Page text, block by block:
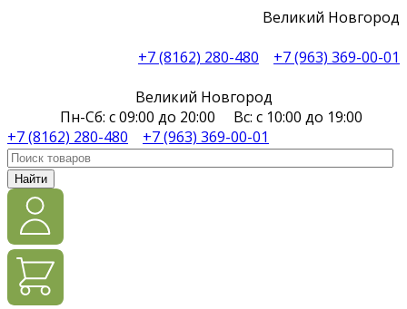
Великий Новгород
+7 (8162) 280-480
+7 (963) 369-00-01
Великий Новгород
Пн-Сб: с 09:00 до 20:00 Вс: с 10:00 до 19:00
+7 (8162) 280-480
+7 (963) 369-00-01
Найти